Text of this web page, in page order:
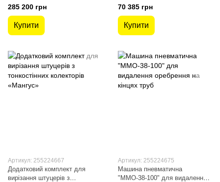
285 200 грн
Купити
"Мангуст-2МТ"
70 385 грн
Купити
Артикул: 255224667
Додатковий комплект для
вирізання штуцерів з
Артикул: 255224675
Машина пневматична
"ММО-38-100" для видалення